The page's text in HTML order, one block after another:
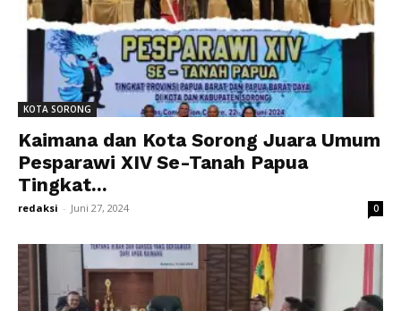
KOTA SORONG
Kaimana dan Kota Sorong Juara Umum
Pesparawi XIV Se-Tanah Papua
Tingkat...
redaksi - Juni 27, 2024 0